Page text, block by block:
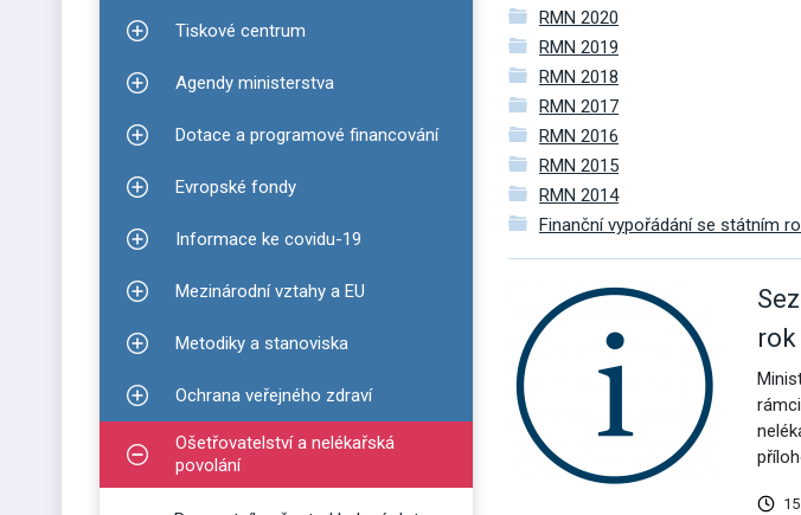
Zobrazit podmenu pro Tiskové centrum
Tiskové centrum
Zobrazit podmenu pro Agendy ministerstva
Agendy ministerstva
Zobrazit podmenu pro Dotace a programové financování
Dotace a programové financování
Zobrazit podmenu pro Evropské fondy
Evropské fondy
Zobrazit podmenu pro Informace ke covidu-19
Informace ke covidu-19
Zobrazit podmenu pro Mezinárodní vztahy a EU
Mezinárodní vztahy a EU
Zobrazit podmenu pro Metodiky a stanoviska
Metodiky a stanoviska
Zobrazit podmenu pro Ochrana veřejného zdraví
Ochrana veřejného zdraví
Zobrazit podmenu pro Ošetřovatelství a nelékařská povolání
Ošetřovatelství a nelékařská
povolání
RMN 2020
RMN 2019
RMN 2018
RMN 2017
RMN 2016
RMN 2015
RMN 2014
Finanční vypořádání se státním
rok